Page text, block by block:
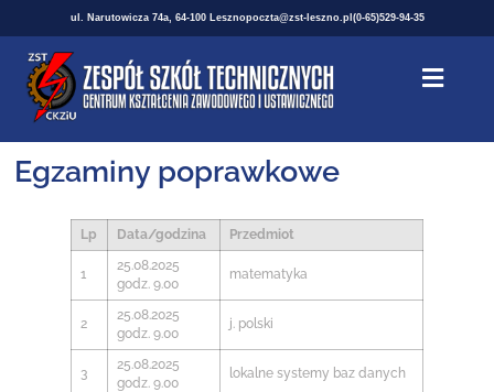
ul. Narutowicza 74a, 64-100 Lesznopoczta@zst-leszno.pl (0-65)529-94-35
Egzaminy poprawkowe
Lp Data/godzina Przedmiot
1
25.08.2025
godz. 9.00
matematyka
2
25.08.2025
godz. 9.00
j. polski
3
25.08.2025
godz. 9.00
lokalne systemy baz danych